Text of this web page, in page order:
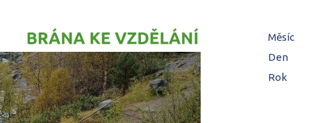
Měsíc
Den(aktivní
Rok